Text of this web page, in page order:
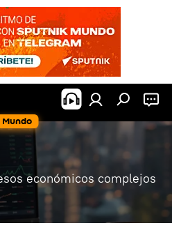
Mundo
económicos complejos